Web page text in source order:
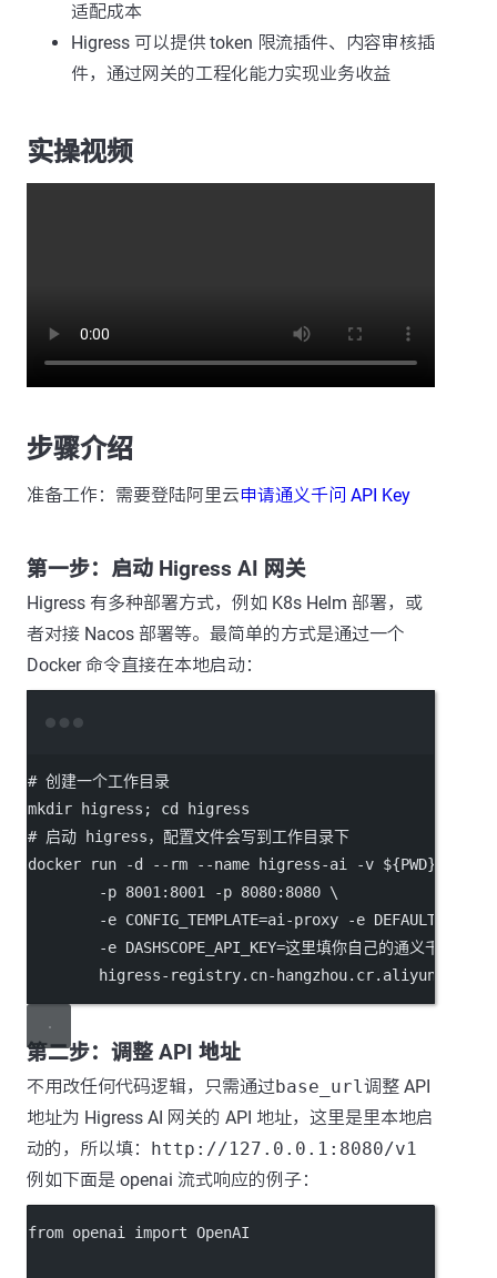
适配成本
Higress 可以提供 token 限流插件、内容审核插
件，通过网关的工程化能力实现业务收益
实操视频
步骤介绍
准备工作：需要登陆阿里云申请通义千问 API Key
第一步：启动 Higress AI 网关
Higress 有多种部署方式，例如 K8s Helm 部署，或
者对接 Nacos 部署等。最简单的方式是通过一个
Docker 命令直接在本地启动：
# 创建一个工作目录
mkdir
higress ; cd
higress
# 启动 higress，配置文件会写到工作目录下
docker
run -d --rm --name higress-ai -v ${PWD}
-p 8001 :8001 -p 8080:8080 \
-e CONFIG_TEMPLATE=ai-proxy -e
-e DASHSCOPE_API_KEY=这里填你自己的通义千问
higress-registry.cn-
第二步：调整 API 地址
不用改任何代码逻辑，只需通过 base_url调整 API
地址为 Higress AI 网关的 API 地址，这里是里本地启
动的，所以填：
http://127.0.0.1:8080/v1
例如下面是 openai 流式响应的例子：
from openai import OpenAI